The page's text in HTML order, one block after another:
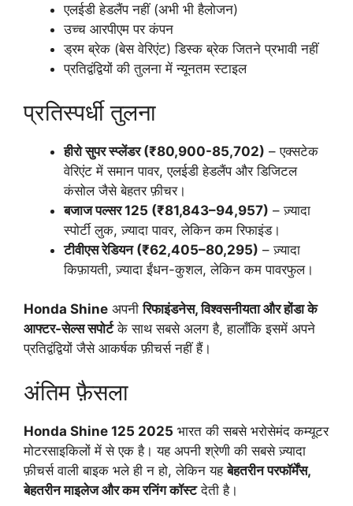
एलईडी हेडलैंप नहीं (अभी भी हैलोजन)
उच्च आरपीएम पर कंपन
ड्रम ब्रेक (बेस वेरिएंट) डिस्क ब्रेक जितने प्रभावी नहीं
प्रतिद्वंद्वियों की तुलना में न्यूनतम स्टाइल
प्रतिस्पर्धी तुलना
हीरो सुपर स्प्लेंडर (₹80,900-85,702) – एक्सटेक
वेरिएंट में समान पावर, एलईडी हेडलैंप और डिजिटल
कंसोल जैसे बेहतर फ़ीचर।
बजाज पल्सर 125 (₹81,843–94,957) – ज़्यादा
स्पोर्टी लुक, ज़्यादा पावर, लेकिन कम रिफाइंड।
टीवीएस रेडियन (₹62,405–80,295) – ज़्यादा
किफ़ायती, ज़्यादा ईंधन-कुशल, लेकिन कम पावरफुल।
Honda Shine अपनीरिफाइंडनेस, विश्वसनीयता और होंडा के
आफ्टर-सेल्स सपोर्टके साथ सबसे अलग है, हालाँकि इसमें अपने
प्रतिद्वंद्वियों जैसे आकर्षक फ़ीचर्स नहीं हैं।
अंतिम फ़ैसला
Honda Shine 125 2025 भारत की सबसे भरोसेमंद कम्यूटर
मोटरसाइकिलों में से एक है। यह अपनी श्रेणी की सबसे ज़्यादा
फ़ीचर्स वाली बाइक भले ही न हो, लेकिन यहबेहतरीन परफॉर्मेंस,
बेहतरीन माइलेज और कम रनिंग कॉस्टदेती है।